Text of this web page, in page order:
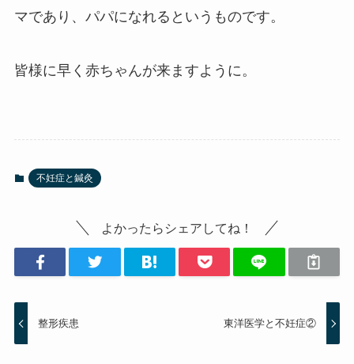
マであり、パパになれるというものです。
皆様に早く赤ちゃんが来ますように。
不妊症と鍼灸
よかったらシェアしてね！
整形疾患 東洋医学と不妊症②